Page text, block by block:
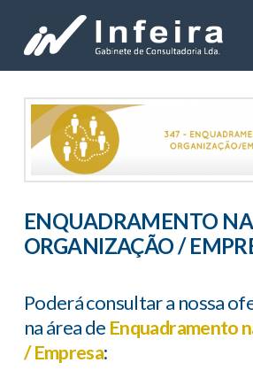
ENQUADRAMENTO NA
ORGANIZAÇÃO /
Poderá consultar a nossa
na área de Enquadramento
/ Empresa: